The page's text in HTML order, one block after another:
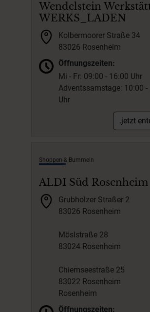
Wendelstein
WERKS_LADEN
Kolbermoorer Straße 34
83026 Rosenheim
Öffnungszeiten:
Mi - Fr: 09:00 - 16:00 Uhr
Adventssamstage: 10:00 -
Uhr
.jetzt
Shoppen & Bummeln
ALDI Süd Rosenheim
Grubholzer Straßer 2
83026 Rosenheim
Möslstraße 28
83024 Rosenheim
Chiemseestraße 25
83022 Rosenheim
Rosenheim
Öffnungszeiten: